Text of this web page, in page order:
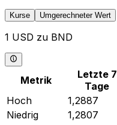
Kurse Umgerechneter Wert
1 USD zu BND
Metrik
Letzte 7
Tage
Hoch
1,2887
Niedrig
1,2807